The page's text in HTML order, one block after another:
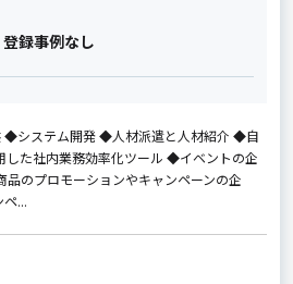
登録事例なし
◆システム開発 ◆人材派遣と人材紹介 ◆自
した社内業務効率化ツール ◆イベントの企
のプロモーションやキャンペーンの企
...